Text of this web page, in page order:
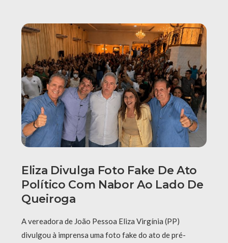
Eliza Divulga Foto Fake De Ato
Político Com Nabor Ao Lado De
Queiroga
A vereadora de João Pessoa Eliza Virgínia (PP)
divulgou à imprensa uma foto fake do ato de pré-